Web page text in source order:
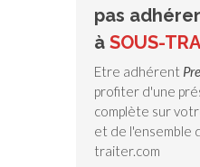
pas
à SOUS-
Etre adhérent
profiter d'une
complète sur
et de l'ensemble
traiter.com